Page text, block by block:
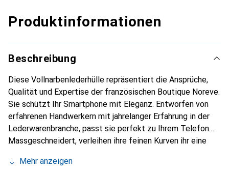
Produktinformationen
Beschreibung
Diese Vollnarbenlederhülle repräsentiert die Ansprüche,
Qualität und Expertise der französischen Boutique Noreve.
Sie schützt Ihr Smartphone mit Eleganz. Entworfen von
erfahrenen Handwerkern mit jahrelanger Erfahrung in der
Lederwarenbranche, passt sie perfekt zu Ihrem Telefon.
Massgeschneidert, verleihen ihre feinen Kurven ihr eine
unverzichtbaren Accessoire für Ihr Smartphone.
Mehr anzeigen